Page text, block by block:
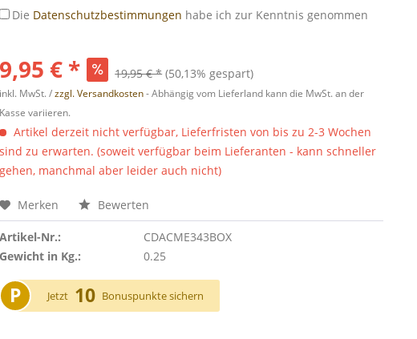
Die Datenschutzbestimmungen habe ich zur Kenntnis genommen
9,95 € * 19,95 € * (50,13% gespart)
inkl. MwSt. /zzgl. Versandkosten- Abhängig vom Lieferland kann die MwSt. an der
Kasse variieren.
Artikel derzeit nicht verfügbar, Lieferfristen von bis zu 2-3 Wochen
sind zu erwarten. (soweit verfügbar beim Lieferanten - kann schneller
gehen, manchmal aber leider auch nicht)
Merken Bewerten
Artikel-Nr.:
CDACME343BOX
Gewicht in Kg.:
0.25
P Jetzt 10 Bonuspunkte sichern